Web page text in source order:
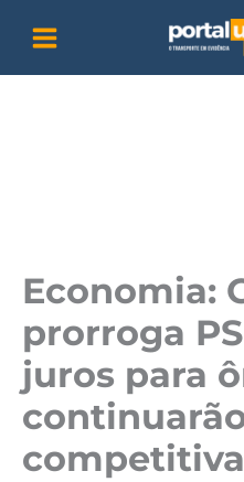
para
o
Economia:
prorroga
juros para
a